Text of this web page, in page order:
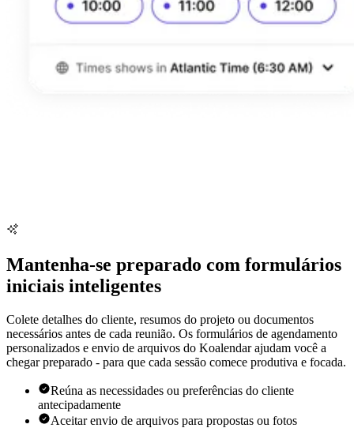
Mantenha-se preparado com formulários
iniciais inteligentes
Colete detalhes do cliente, resumos do projeto ou documentos
necessários antes de cada reunião. Os formulários de agendamento
personalizados e envio de arquivos do Koalendar ajudam você a
chegar preparado - para que cada sessão comece produtiva e focada.
Reúna as necessidades ou preferências do cliente
antecipadamente
Aceitar envio de arquivos para propostas ou fotos